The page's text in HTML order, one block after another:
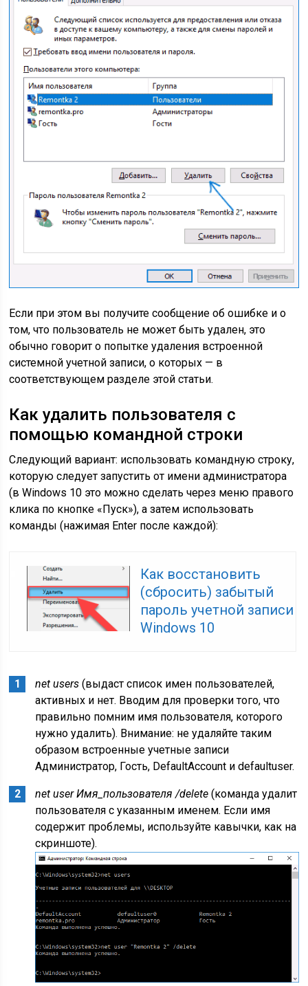
Если при этом вы получите сообщение об ошибке и о
том, что пользователь не может быть удален, это
обычно говорит о попытке удаления встроенной
системной учетной записи, о которых — в
соответствующем разделе этой статьи.
Как удалить пользователя с
помощью командной строки
Следующий вариант: использовать командную строку,
которую следует запустить от имени администратора
(в Windows 10 это можно сделать через меню правого
клика по кнопке «Пуск»), а затем использовать
команды (нажимая Enter после каждой):
Как восстановить
(сбросить) забытый
пароль учетной записи
Windows 10
net users (выдаст список имен пользователей,
активных и нет. Вводим для проверки того, что
правильно помним имя пользователя, которого
нужно удалить). Внимание: не удаляйте таким
образом встроенные учетные записи
Администратор, Гость, DefaultAccount и defaultuser.
net user Имя_пользователя /delete (команда удалит
пользователя с указанным именем. Если имя
содержит проблемы, используйте кавычки, как на
скриншоте).